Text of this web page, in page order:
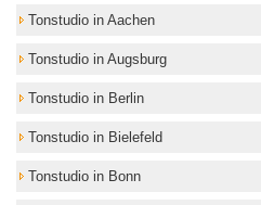
Tonstudio in Aachen
Tonstudio in Augsburg
Tonstudio in Berlin
Tonstudio in Bielefeld
Tonstudio in Bonn